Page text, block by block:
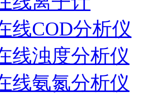
线COD分析仪
线浊度分析仪
线氨氮分析仪